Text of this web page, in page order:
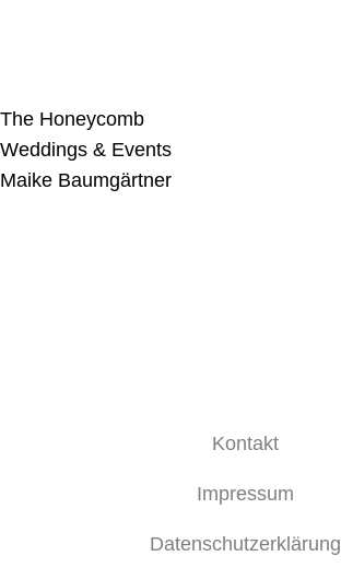
The Honeycomb
Weddings & Events
Maike Baumgärtner
Kontakt
Impressum
Datenschutzerklärung